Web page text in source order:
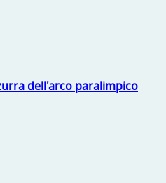
dell'arco paralimpico